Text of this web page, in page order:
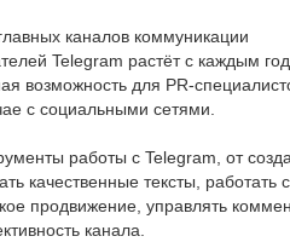
каналов коммуникации
Telegram растёт с каждым
возможность для PR-
с социальными сетями.
работы с Telegram, от
качественные тексты,
продвижение, управлять
канала.